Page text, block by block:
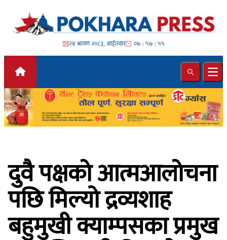
Skip to content
२४ श्रावण २०८३, आईतवार ०७ : ५७ : ५७
Search
दुवै पक्षकाे आत्मआलाेचना
पछि मिल्यो द्रव्यशाह
बहुमुखी क्याम्पसका प्रमुख